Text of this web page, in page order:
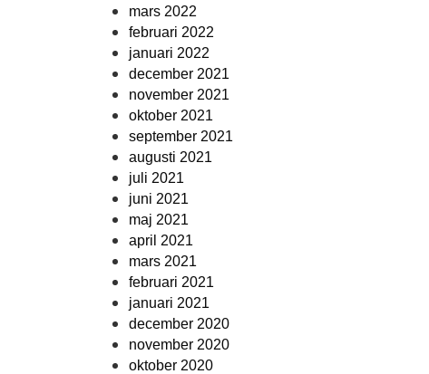
mars 2022
februari 2022
januari 2022
december 2021
november 2021
oktober 2021
september 2021
augusti 2021
juli 2021
juni 2021
maj 2021
april 2021
mars 2021
februari 2021
januari 2021
december 2020
november 2020
oktober 2020